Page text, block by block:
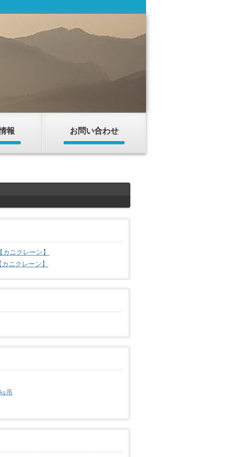
報 お問い合わせ
ニクレーン】
ニクレーン】
吊